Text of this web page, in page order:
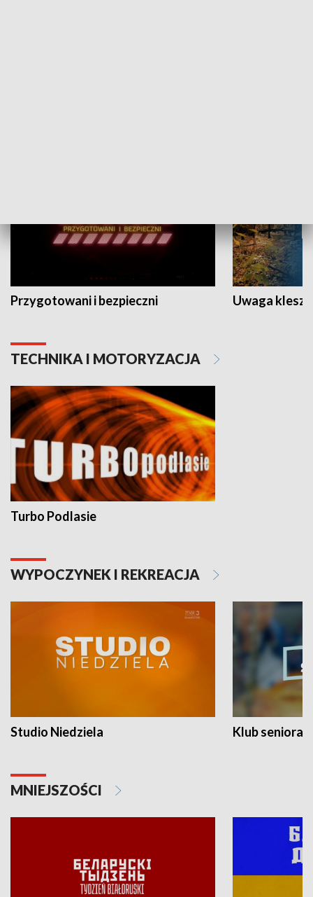
Przygotowani i bezpieczni Uwaga
TECHNIKA I MOTORYZACJA
Turbo Podlasie
WYPOCZYNEK I REKREACJA
Studio Niedziela Klub seniora
MNIEJSZOŚCI